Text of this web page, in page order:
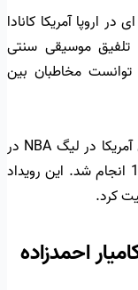
اروپا آمریکا کانادا
تلفیق موسیقی سنتی
توانست مخاطبان بین
یکی از مهم ترین اجراهای او اجرای سرود ملی آمریکا در لیگ NBA در
مرکز استیپلز لس آنجلس بود که در آبان 1388 انجام شد. این رویداد
کرد.
احمدزاده